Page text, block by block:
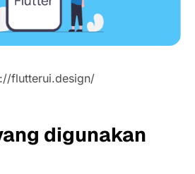
flutterui.design/
digunakan